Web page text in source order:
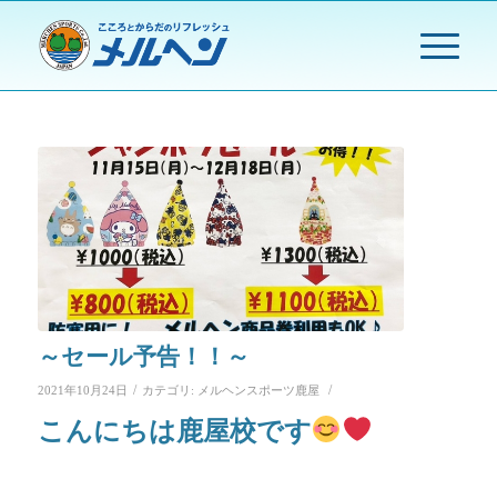
～セール予告！！～
2021年10月24日 / カテゴリ: メルヘンスポーツ鹿屋 /
こんにちは鹿屋校です